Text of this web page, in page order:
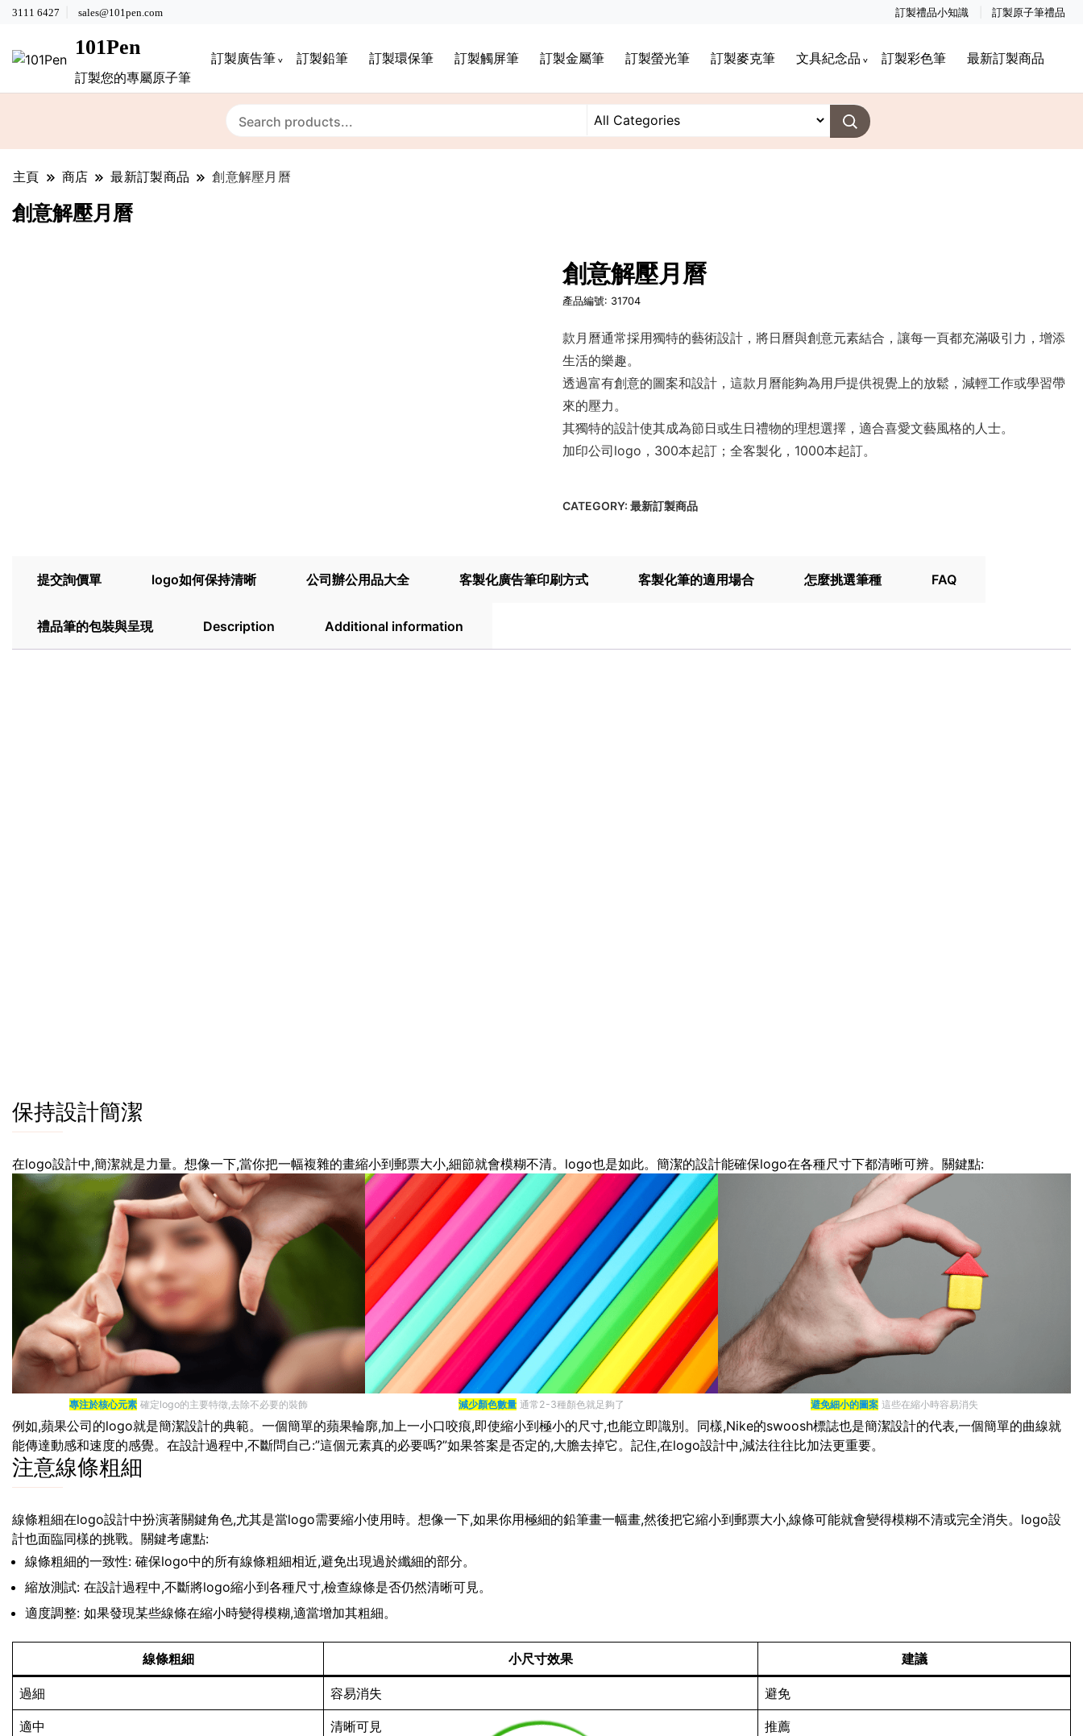
3111 6427 sales@101pen.com 訂製禮品小知識 訂製原子筆禮品
101Pen
訂製您的專屬原子筆
訂製廣告筆 訂製鉛筆 訂製環保筆 訂製觸屏筆 訂製金屬筆 訂製螢光筆 訂製麥克筆 文具紀念品 訂製彩色筆 最新訂製商品
主頁 商店 最新訂製商品 創意解壓月曆
創意解壓月曆
創意解壓月曆
產品編號: 31704
款月曆通常採用獨特的藝術設計，將日曆與創意元素結合，讓每一頁都充滿吸引力，增添
生活的樂趣。
透過富有創意的圖案和設計，這款月曆能夠為用戶提供視覺上的放鬆，減輕工作或學習帶
來的壓力。
其獨特的設計使其成為節日或生日禮物的理想選擇，適合喜愛文藝風格的人士。
加印公司logo，300本起訂；全客製化，1000本起訂。
CATEGORY:最新訂製商品
提交詢價單 logo如何保持清晰 公司辦公用品大全 客製化廣告筆印刷方式 客製化筆的適用場合 怎麼挑選筆種 FAQ
禮品筆的包裝與呈現 Description Additional information
保持設計簡潔
在logo設計中,簡潔就是力量。想像一下,當你把一幅複雜的畫縮小到郵票大小,細節就會模糊不清。logo也是如此。簡潔的設計能確保logo在各種尺寸下都清晰可辨。關鍵點:
專注於核心元素 確定logo的主要特徵,去除不必要的裝飾 減少顏色數量 通常2-3種顏色就足夠了 避免細小的圖案 這些在縮小時容易消失
例如,蘋果公司的logo就是簡潔設計的典範。一個簡單的蘋果輪廓,加上一小口咬痕,即使縮小到極小的尺寸,也能立即識別。同樣,Nike的swoosh標誌也是簡潔設計的代表,一個簡單的曲線就
能傳達動感和速度的感覺。在設計過程中,不斷問自己:”這個元素真的必要嗎?”如果答案是否定的,大膽去掉它。記住,在logo設計中,減法往往比加法更重要。
注意線條粗細
線條粗細在logo設計中扮演著關鍵角色,尤其是當logo需要縮小使用時。想像一下,如果你用極細的鉛筆畫一幅畫,然後把它縮小到郵票大小,線條可能就會變得模糊不清或完全消失。logo設
計也面臨同樣的挑戰。關鍵考慮點:
線條粗細的一致性: 確保logo中的所有線條粗細相近,避免出現過於纖細的部分。
縮放測試: 在設計過程中,不斷將logo縮小到各種尺寸,檢查線條是否仍然清晰可見。
適度調整: 如果發現某些線條在縮小時變得模糊,適當增加其粗細。
線條粗細 小尺寸效果 建議
過細 容易消失 避免
適中 清晰可見 推薦